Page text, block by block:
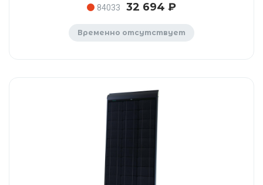
84033 32 694 ₽
Временно отсутствует